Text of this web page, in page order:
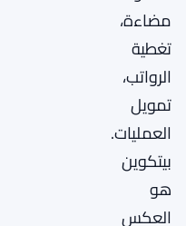
مضاءة،
تغطية
الرواتب،
تمويل
العمليات.
بيتكوين
هو
العكس